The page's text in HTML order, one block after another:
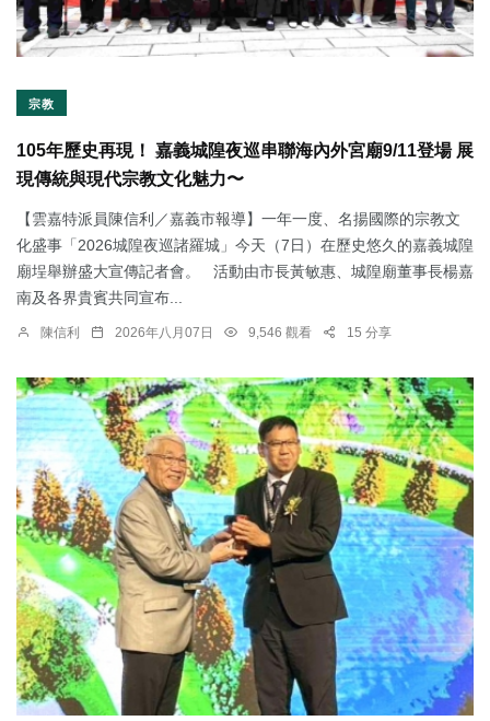
宗教
105年歷史再現！ 嘉義城隍夜巡串聯海內外宮廟9/11登場 展
現傳統與現代宗教文化魅力〜
【雲嘉特派員陳信利／嘉義市報導】一年一度、名揚國際的宗教文
化盛事「2026城隍夜巡諸羅城」今天（7日）在歷史悠久的嘉義城隍
廟埕舉辦盛大宣傳記者會。 活動由市長黃敏惠、城隍廟董事長楊嘉
南及各界貴賓共同宣布...
陳信利 2026年八月07日 9,546 觀看 15 分享